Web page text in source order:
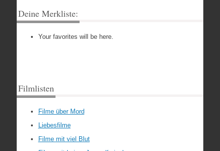
Deine Merkliste:
Your favorites will be here.
Filmlisten
Filme über Mord
Liebesfilme
Filme mit viel Blut